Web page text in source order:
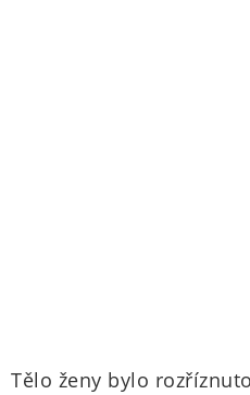
Tělo ženy bylo